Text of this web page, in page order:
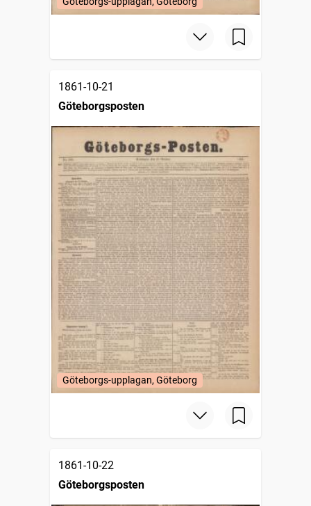
1861-10-21
Göteborgsposten
Göteborgs-upplagan, Göteborg
1861-10-22
Göteborgsposten